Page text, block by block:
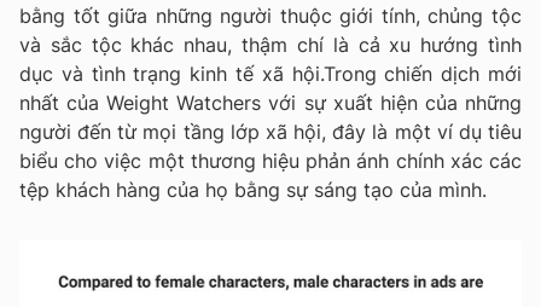
bằng tốt giữa những người thuộc giới tính, chủng tộc
và sắc tộc khác nhau, thậm chí là cả xu hướng tình
dục và tình trạng kinh tế xã hội.Trong chiến dịch mới
nhất của Weight Watchers với sự xuất hiện của những
người đến từ mọi tầng lớp xã hội, đây là một ví dụ tiêu
biểu cho việc một thương hiệu phản ánh chính xác các
tệp khách hàng của họ bằng sự sáng tạo của mình.